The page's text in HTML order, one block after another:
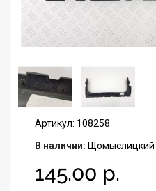
Артикул: 108258
В наличии: Щомыслицкий
145.00 р.